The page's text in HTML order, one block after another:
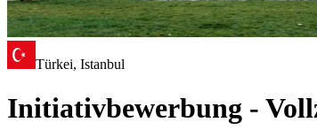
Türkei, Istanbul
Initiativbewerbung -